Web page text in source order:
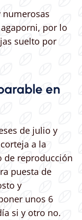
por lo
suelto por
en
de julio y
a la
de reproducción
puesta de
y
unos 6
si y otro no.